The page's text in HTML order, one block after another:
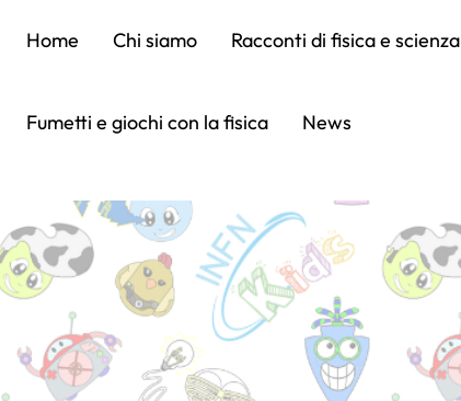
Home Chi siamo Racconti di fisica e scienza
Fumetti e giochi con la fisica News